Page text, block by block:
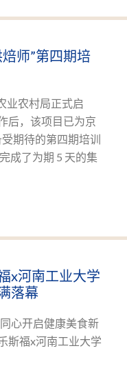
师”第四期培
业农村局正式启
后，该项目已为京
期待的第四期培训
成了为期 5 天的集
x河南工业大学
落幕
心开启健康美食新
斯福x河南工业大学